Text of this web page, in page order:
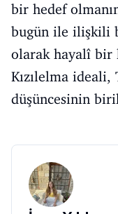
bir hedef
bugün ile ilişkili
olarak hayalî bir
Kızılelma
düşüncesinin